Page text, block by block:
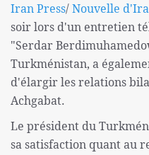
Iran Press/Nouvelle
soir lors d'un entretien
"Serdar
Turkménistan, a
d'élargir les relations
Achgabat.
Le président du
sa satisfaction quant au